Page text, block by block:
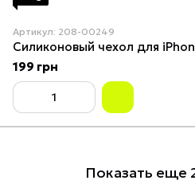
Артикул: 208-00249
Силиконовый чехол для
199 грн
Показать еще